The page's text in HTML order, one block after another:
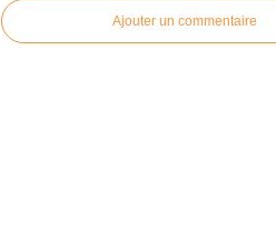
Ajouter un commentaire